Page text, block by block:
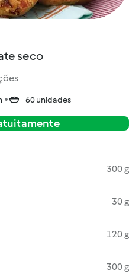
seco
60 unidades
300 g
30 g
120 g
300 g